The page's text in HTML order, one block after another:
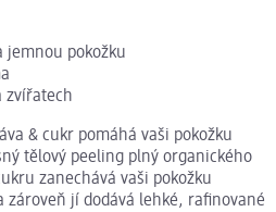
jemnou pokožku
zvířatech
& cukr pomáhá vaši pokožku
tělový peeling plný organického
zanechává vaši pokožku
zároveň jí dodává lehké, rafinované